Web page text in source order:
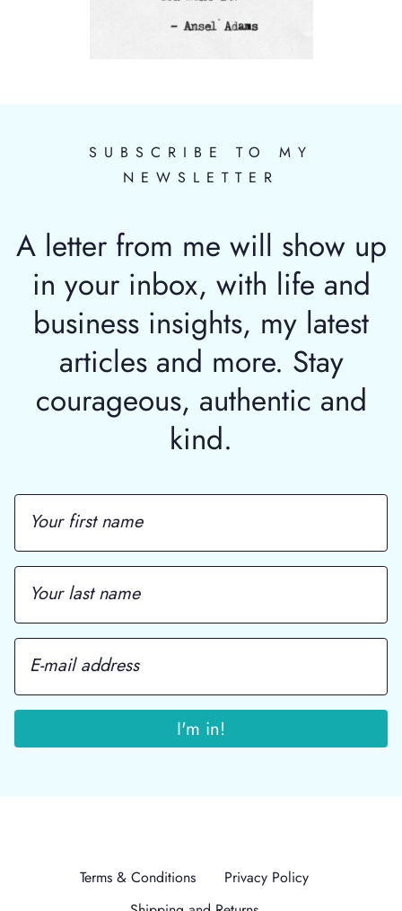
SUBSCRIBE TO MY
NEWSLETTER
A letter from me will show up
in your inbox, with life and
business insights, my latest
articles and more. Stay
courageous, authentic and
kind.
Terms & Conditions
Privacy Policy